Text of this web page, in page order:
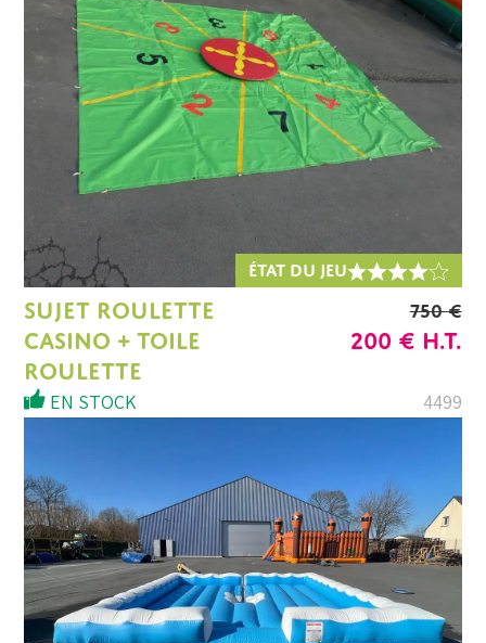
ÉTAT DU JEU
SUJET ROULETTE
CASINO + TOILE
ROULETTE
750€
LE
INITIAL
200 €LEH.T.
EN STOCK 4499